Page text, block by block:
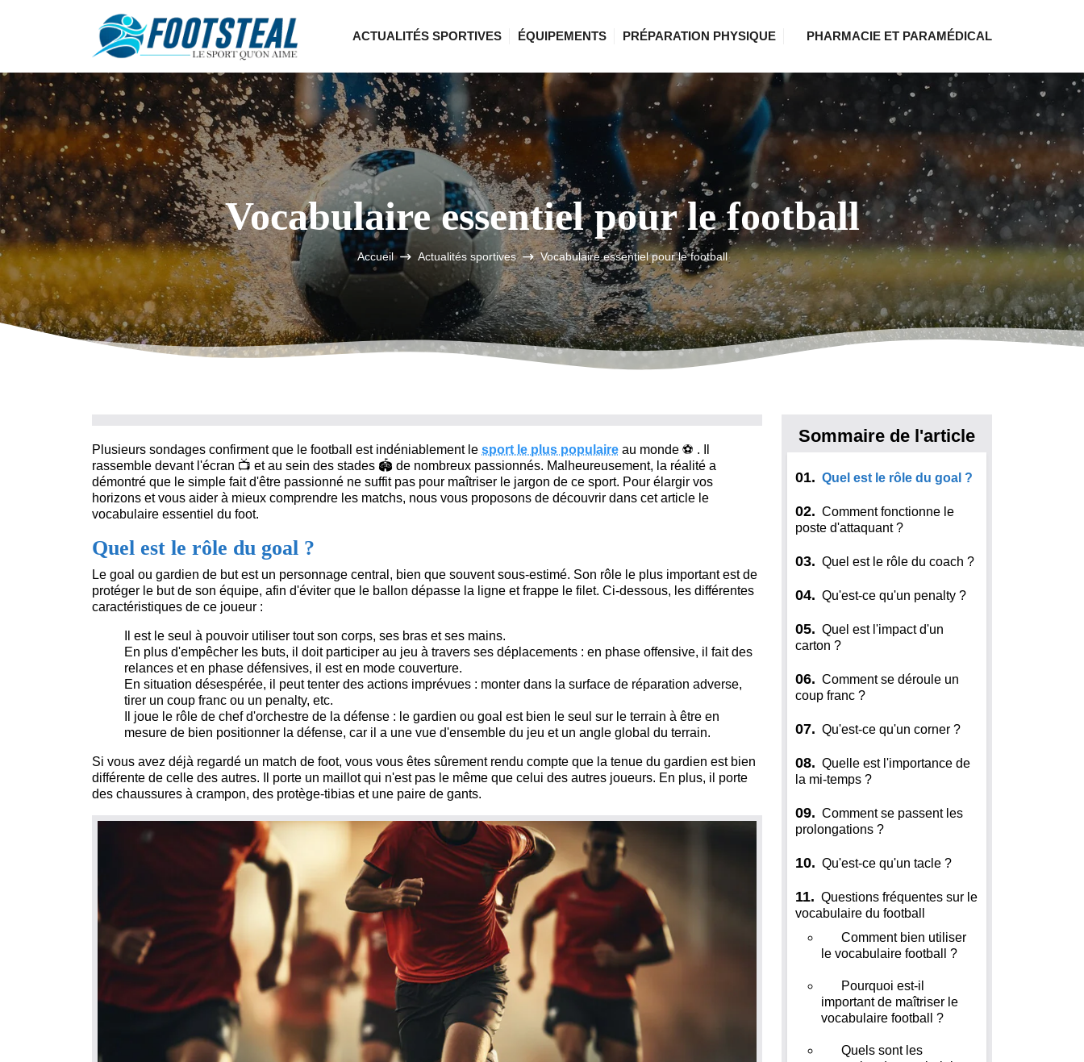
ACTUALITÉS SPORTIVES ÉQUIPEMENTS PRÉPARATION PHYSIQUE PHARMACIE ET PARAMÉDICAL
Vocabulaire essentiel pour le football
Accueil Actualités sportives Vocabulaire essentiel pour le football
Plusieurs sondages confirment que le football est indéniablement le sport le plus populaire au monde ⚽ . Il
rassemble devant l'écran 📺 et au sein des stades 🏟️ de nombreux passionnés. Malheureusement, la réalité a
démontré que le simple fait d'être passionné ne suffit pas pour maîtriser le jargon de ce sport. Pour élargir vos
horizons et vous aider à mieux comprendre les matchs, nous vous proposons de découvrir dans cet article le
vocabulaire essentiel du foot.
Quel est le rôle du goal ?
Le goal ou gardien de but est un personnage central, bien que souvent sous-estimé. Son rôle le plus important est de
protéger le but de son équipe, afin d'éviter que le ballon dépasse la ligne et frappe le filet. Ci-dessous, les différentes
caractéristiques de ce joueur :
Il est le seul à pouvoir utiliser tout son corps, ses bras et ses mains.
En plus d'empêcher les buts, il doit participer au jeu à travers ses déplacements : en phase offensive, il fait des
relances et en phase défensives, il est en mode couverture.
En situation désespérée, il peut tenter des actions imprévues : monter dans la surface de réparation adverse,
tirer un coup franc ou un penalty, etc.
Il joue le rôle de chef d'orchestre de la défense : le gardien ou goal est bien le seul sur le terrain à être en
mesure de bien positionner la défense, car il a une vue d'ensemble du jeu et un angle global du terrain.
Si vous avez déjà regardé un match de foot, vous vous êtes sûrement rendu compte que la tenue du gardien est bien
différente de celle des autres. Il porte un maillot qui n'est pas le même que celui des autres joueurs. En plus, il porte
des chaussures à crampon, des protège-tibias et une paire de gants.
Sommaire de l'article
01. Quel est le rôle du goal ?
02. Comment fonctionne le
poste d'attaquant ?
03. Quel est le rôle du coach ?
04. Qu'est-ce qu'un penalty ?
05. Quel est l'impact d'un
carton ?
06. Comment se déroule un
coup franc ?
07. Qu'est-ce qu'un corner ?
08. Quelle est l'importance de
la mi-temps ?
09. Comment se passent les
prolongations ?
10. Qu'est-ce qu'un tacle ?
11. Questions fréquentes sur le
vocabulaire du football
Comment bien utiliser
le vocabulaire football ?
Pourquoi est-il
important de maîtriser le
vocabulaire football ?
Quels sont les